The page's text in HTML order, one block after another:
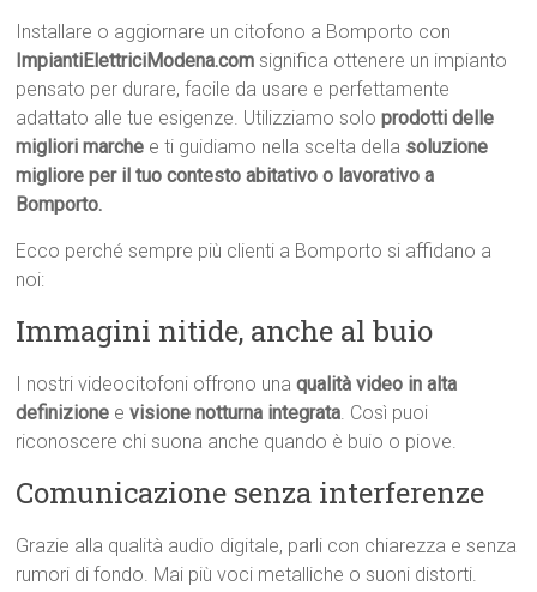
Installare o aggiornare un citofono a Bomporto con
ImpiantiElettriciModena.com significa ottenere un impianto
pensato per durare, facile da usare e perfettamente
adattato alle tue esigenze. Utilizziamo soloprodotti delle
migliori marche e ti guidiamo nella scelta della soluzione
migliore per il tuo contesto abitativo o lavorativo a
Bomporto.
Ecco perché sempre più clienti a Bomporto si affidano a
noi:
Immagini nitide, anche al buio
I nostri videocitofoni offrono unaqualità video in alta
definizione evisione notturna integrata. Così puoi
riconoscere chi suona anche quando è buio o piove.
Comunicazione senza interferenze
Grazie alla qualità audio digitale, parli con chiarezza e senza
rumori di fondo. Mai più voci metalliche o suoni distorti.